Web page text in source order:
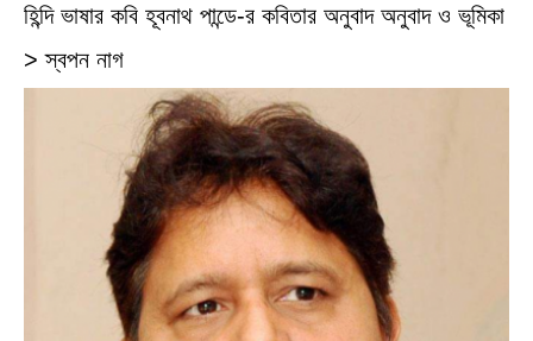
হিন্দি ভাষার কবি হূবনাথ পান্ডে-র কবিতার অনুবাদ অনুবাদ ও ভূমিকা
> স্বপন নাগ